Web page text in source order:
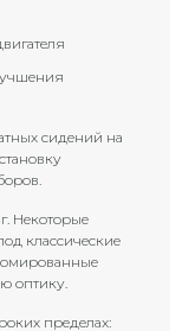
сидений на
Некоторые
классические
оптику.
пределах: